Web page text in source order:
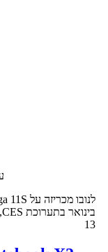
13